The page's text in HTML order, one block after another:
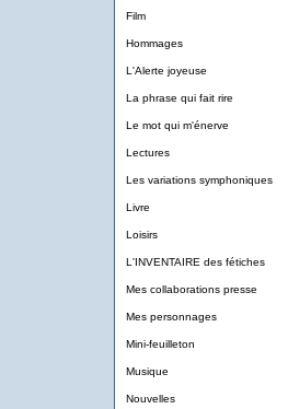
Film
Hommages
L'Alerte joyeuse
La phrase qui fait rire
Le mot qui m'énerve
Lectures
Les variations symphoniques
Livre
Loisirs
L'INVENTAIRE des fétiches
Mes collaborations presse
Mes personnages
Mini-feuilleton
Musique
Nouvelles